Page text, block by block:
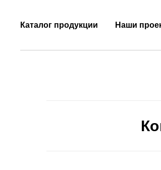
Каталог продукции Наши